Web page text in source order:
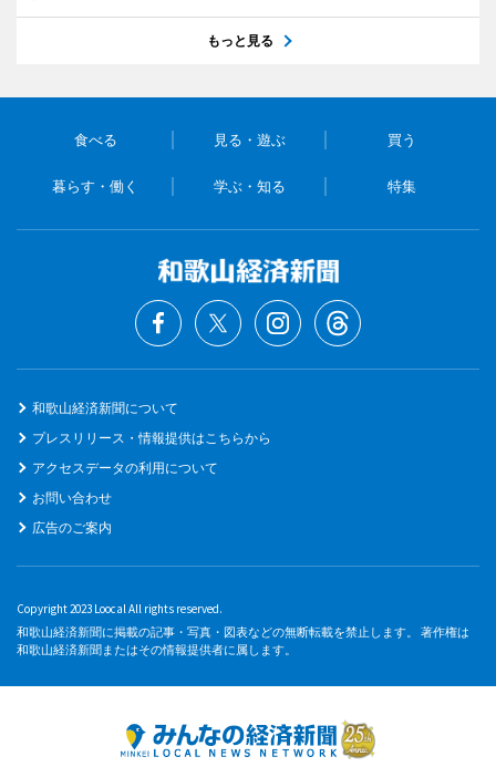
もっと見る
食べる 見る・遊ぶ 買う
暮らす・働く 学ぶ・知る 特集
和歌山経済新聞について
プレスリリース・情報提供はこちらから
アクセスデータの利用について
お問い合わせ
広告のご案内
Copyright 2023 Loocal All rights reserved.
和歌山経済新聞に掲載の記事・写真・図表などの無断転載を禁止します。 著作権は
和歌山経済新聞またはその情報提供者に属します。